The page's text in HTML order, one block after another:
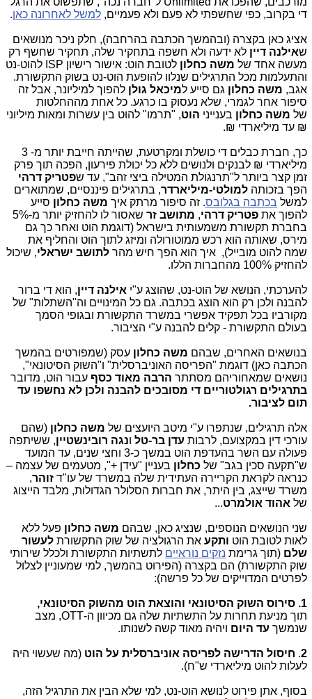
די בקרוב, כפי שחשפתי לא פעם ולא פעמיים, למשל לאחרונה כאן.
אציג כאן בקצרה (ובהמשך הכתבה בהרחבה), חלק ניכר מנושאים
שאילנה דיין לא ידעה ולא חשפה בתחקיר שלה, תחקיר שחשף רק
מעשה אחד של משה כחלון
לטובת הוט: אישור רישיון ISP להוט-נט
והתעלמות מכל התרגילים שנלוו להופעת הוט-נט בשוק התקשורת.
אגב, משה כחלון גם סייע למיכאל גולן להפוך למיליונר, אבל זה
סיפור אחר לגמרי, שלא נעסוק בו כרגע. כל אחת מההחלטות
של משה כחלון בענייני הוט, "תרמו" להוט בין עשרות ומאות מיליוני
₪ עד מיליארדי ₪.
כך, חברת כבלים די כושלת ומקרטעת, שהייתה חייבת יותר מ- 3
מיליארדי ₪ לבנקים ולנושים ללא כל יכולת פירעון, הפכה תוך פרק
זמן קצר ביותר ל"תרנגולת המטילה ביצי זהב", עד שפטריק דרהי
הפך בזכותה למולטי-מיליארדר, בתרגילים פיננסיים, שמתוארים
למשל בכתבה בגלובס. זה סיפור מרתק איך משה כחלון סייע
להפוך את פטריק דרהי, מתושב זר
שאסור לו להחזיק יותר מ-5%
בחברת תקשורת משמעותית בישראל (דוגמת הוט ואחר כך גם
מירס, שאותה הוא רכש ממוטורולה ומיזג לתוך הוט והחליף את
שמה להוט מובייל), איך הוא הפך חיש מהר לתושב ישראלי, שיכול
להחזיק 100% מהחברות הללו.
להערכתי, הנושא של הוט-נט, שהוצג ע"י אילנה דיין, הוא די ברור
להבנה ולכן רק הוא הוצג בכתבה. גם כל המינויים וה"השתלות" של
מקורביו בכל תפקיד אפשרי במשרד התקשורת ובגופי הסמך
בעולם התקשורת - קלים להבנה ע"י הציבור.
בנושאים האחרים, שבהם משה כחלון עסק (שמפורטים בהמשך
הכתבה כאן) דוגמת "הפריסה האוניברסלית" ו"השוק הסיטונאי",
נושאים שמאחוריהם מסתתר הרבה מאוד כסף עבור הוט, מדובר
בתרגילים רגולטוריים די מסובכים להבנה ולכן לא נחשפו עד
תום לציבור.
אלה תרגילים, שנתפרו ע"י מיטב היועצים של משה כחלון (שהם
עורכי דין במקצועם, לרבות עדן בר-טל ונגה רובינשטיין, ששיתפה
פעולה עם השר בהעדפת הוט במשך כ-3 וחצי שנים, עד המועד
ש"תקעה סכין בגב" של כחלון בעניין "עידן +", מטעמים של עצמה –
כנראה לקראת הקריירה העתידית שלה במשרד של עו"ד זוהר,
משרד שייצג, בין היתר, את חברות הסלולר הגדולות, מלבד הייצוג
של אהוד אולמרט...
שני הנושאים הנוספים, שנציג כאן, שבהם משה כחלון פעל ללא
לאות לטובת הוט ותקע את הרגולציה של שוק התקשורת לעשור
שלם (תוך גרימת נזקים נוראיים לתשתיות התקשורת ולכלל שירותי
שוק התקשורת) הם בקצרה (הפירוט בהמשך, למי שמעוניין לצלול
לפרטים המדוייקים של כל פרשה):
1. סירוס השוק הסיטונאי והוצאת הוט מהשוק הסיטונאי,
תוך מניעת תחרות על התשתיות שלה גם מכיוון ה-OTT, מצב
שנמשך עד היום ויהיה מאוד קשה לשנותו.
2
. חיסול הדרישה לפריסה אוניברסלית על הוט (מה שעשוי היה
לעלות להוט מיליארדי ש"ח).
בסוף, אתן פירוט לנושא הוט-נט, למי שלא הבין את התרגיל הזה,